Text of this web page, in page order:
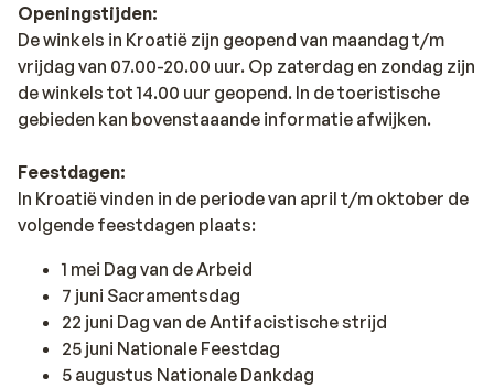
Openingstijden:
De winkels in Kroatië zijn geopend van maandag t/m
vrijdag van 07.00-20.00 uur. Op zaterdag en zondag zijn
de winkels tot 14.00 uur geopend. In de toeristische
gebieden kan bovenstaaande informatie afwijken.
Feestdagen:
In Kroatië vinden in de periode van april t/m oktober de
volgende feestdagen plaats:
1 mei Dag van de Arbeid
7 juni Sacramentsdag
22 juni Dag van de Antifacistische strijd
25 juni Nationale Feestdag
5 augustus Nationale Dankdag